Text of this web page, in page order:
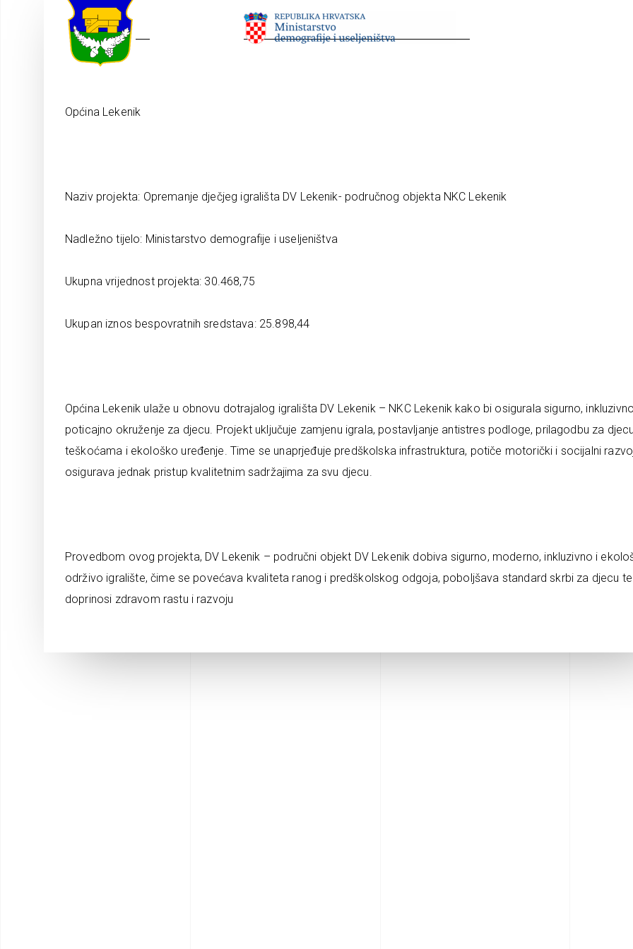
Općina Lekenik
Naziv projekta: Opremanje dječjeg igrališta DV Lekenik- područnog objekta NKC Lekenik
Nadležno tijelo: Ministarstvo demografije i useljeništva
Ukupna vrijednost projekta: 30.468,75
Ukupan iznos bespovratnih sredstava: 25.898,44
Općina Lekenik ulaže u obnovu dotrajalog igrališta DV Lekenik – NKC Lekenik kako bi osigurala sigurno,
poticajno okruženje za djecu. Projekt uključuje zamjenu igrala, postavljanje antistres podloge, prilagodbu za
teškoćama i ekološko uređenje. Time se unaprjeđuje predškolska infrastruktura, potiče motorički i socijalni
osigurava jednak pristup kvalitetnim sadržajima za svu djecu.
Provedbom ovog projekta, DV Lekenik – područni objekt DV Lekenik dobiva sigurno, moderno, inkluzivno i
održivo igralište, čime se povećava kvaliteta ranog i predškolskog odgoja, poboljšava standard skrbi za djecu te
doprinosi zdravom rastu i razvoju